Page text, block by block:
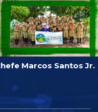
Marcos Santos Jr.